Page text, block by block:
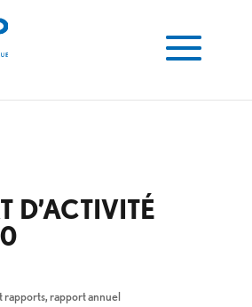
D’ACTIVITÉ
rapports,rapport annuel